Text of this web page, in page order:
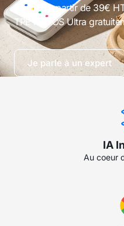
intuitive à partir de 39€
TPE myPOS Ultra
Je parle à un expert
IA
Au coeur